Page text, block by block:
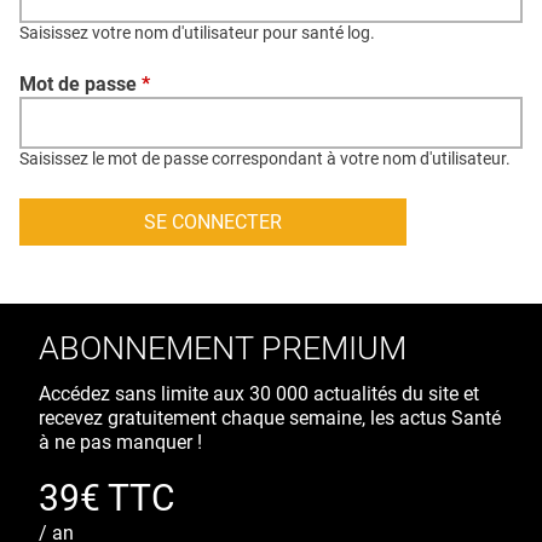
CONTACT
CRÉDITS
Saisissez votre nom d'utilisateur pour santé log.
Mot de passe *
Saisissez le mot de passe correspondant à votre nom d'utilisateur.
ABONNEMENT PREMIUM
Accédez sans limite aux 30 000 actualités du site et
recevez gratuitement chaque semaine, les actus Santé
à ne pas manquer !
39€ TTC
/ an